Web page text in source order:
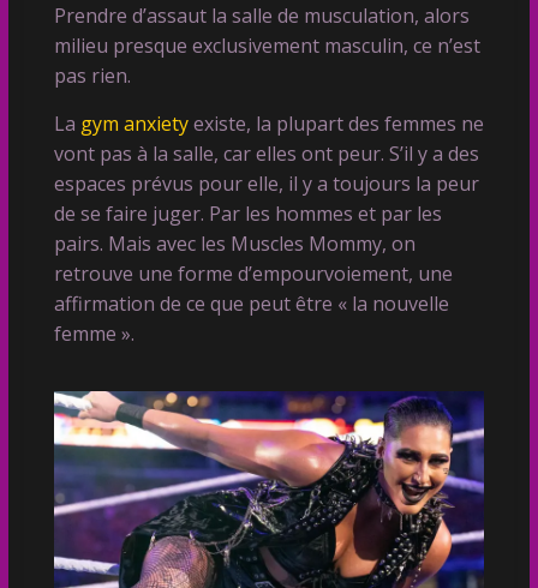
Prendre d’assaut la salle de musculation, alors
milieu presque exclusivement masculin, ce n’est
pas rien.
La gym anxietyexiste, la plupart des femmes ne
vont pas à la salle, car elles ont peur. S’il y a des
espaces prévus pour elle, il y a toujours la peur
de se faire juger. Par les hommes et par les
pairs. Mais avec les Muscles Mommy, on
retrouve une forme d’empourvoiement, une
affirmation de ce que peut être « la nouvelle
femme ».